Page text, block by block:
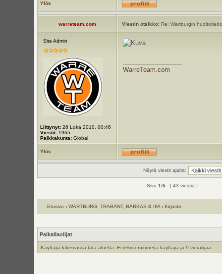
Ylös
warreteam.com Viestin otsikko:Re: Wartburgin
Site Admin
Liittynyt:26 Loka 2010, 00:46
Viestit:1965
Paikkakunta:Global
WarreTeam.com
Ylös
Näytä viestit ajalta:
Sivu 1/5[ 43 viestiä ]
Etusivu ‹ WARTBURG, TRABANT, BARKAS & IFA ‹ Kirjasto
Paikallaolijat
Käyttäjiä lukemassa tätä aluetta: Ei rekisteröityneitä käyttäjiä ja 9 vierailijaa